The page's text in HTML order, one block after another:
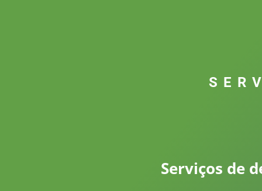
Serviços de